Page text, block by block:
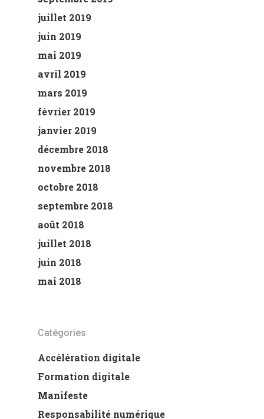
juillet 2019
juin 2019
mai 2019
avril 2019
mars 2019
février 2019
janvier 2019
décembre 2018
novembre 2018
octobre 2018
septembre 2018
août 2018
juillet 2018
juin 2018
mai 2018
Catégories
Accélération digitale
Formation digitale
Manifeste
Responsabilité numérique